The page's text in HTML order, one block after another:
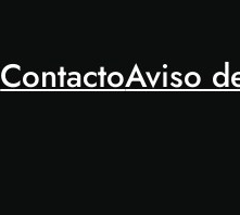
ContactoAviso